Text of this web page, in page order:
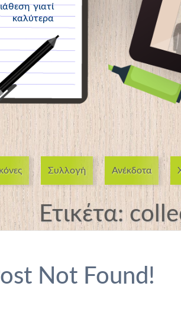
γιατί
Συλλογή Ανέκδοτα
Ετικέτα:
Not Found!